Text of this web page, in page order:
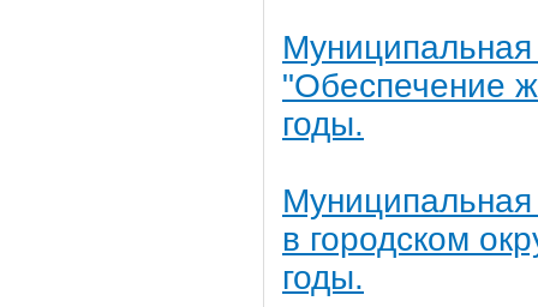
"Обеспечение
годы.
в городском
годы.